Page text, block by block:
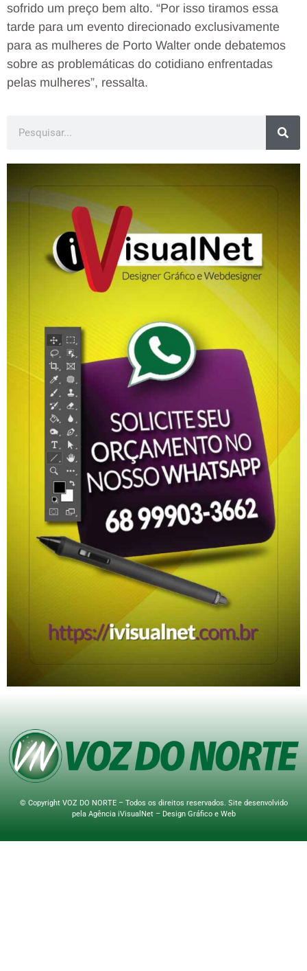
sofrido um preço bem alto. “Por isso tiramos essa
tarde para um evento direcionado exclusivamente
para as mulheres de Porto Walter onde debatemos
sobre as problemáticas do cotidiano enfrentadas
pelas mulheres”, ressalta.
© Copyright VOZ DO NORTE – Todos os direitos reservados. Site desenvolvido
pela Agência iVisualNet – Design Gráfico e Web